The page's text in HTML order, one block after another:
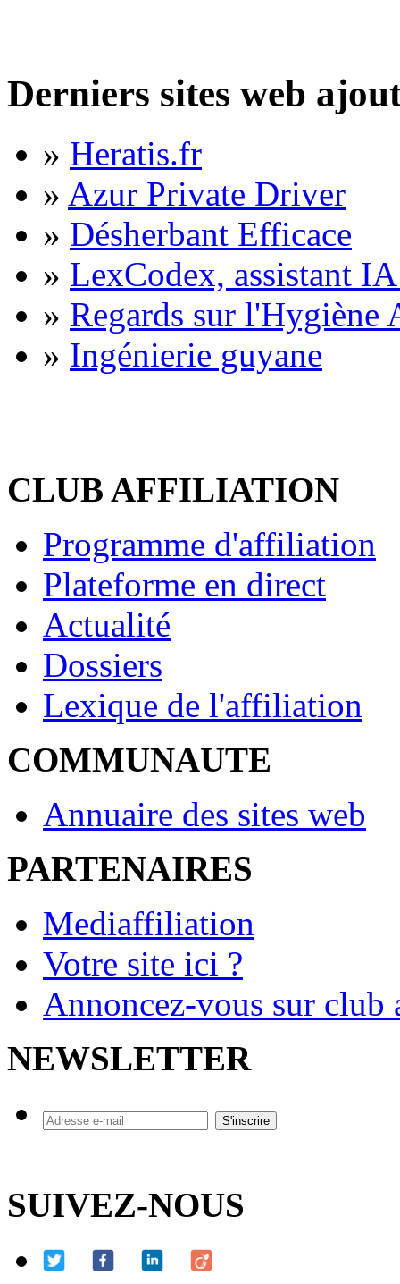
Derniers sites web
» Heratis.fr
» Azur Private Driver
» Désherbant Efficace
» LexCodex, assistant
» Regards sur l'Hygiène
» Ingénierie guyane
CLUB AFFILIATION
Programme d'affiliation
Plateforme en direct
Actualité
Dossiers
Lexique de l'affiliation
COMMUNAUTE
Annuaire des sites web
PARTENAIRES
Mediaffiliation
Votre site ici ?
Annoncez-vous sur
NEWSLETTER
SUIVEZ-NOUS